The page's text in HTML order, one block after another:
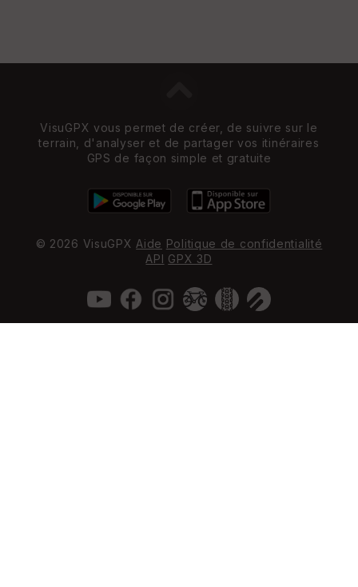
VisuGPX vous permet de créer, de suivre sur le
terrain, d'analyser et de partager vos itinéraires
GPS de façon simple et gratuite
© 2026 VisuGPX Aide Politique de confidentialité
API GPX 3D